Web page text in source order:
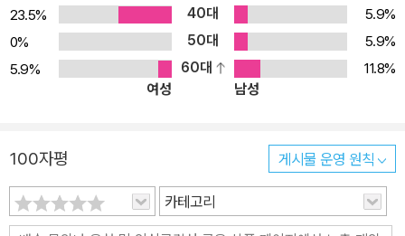
23.5%
40대
5.9%
0%
50대
5.9%
5.9%
60대
11.8%
여성
남성
100자평 게시물 운영 원칙
카테고리